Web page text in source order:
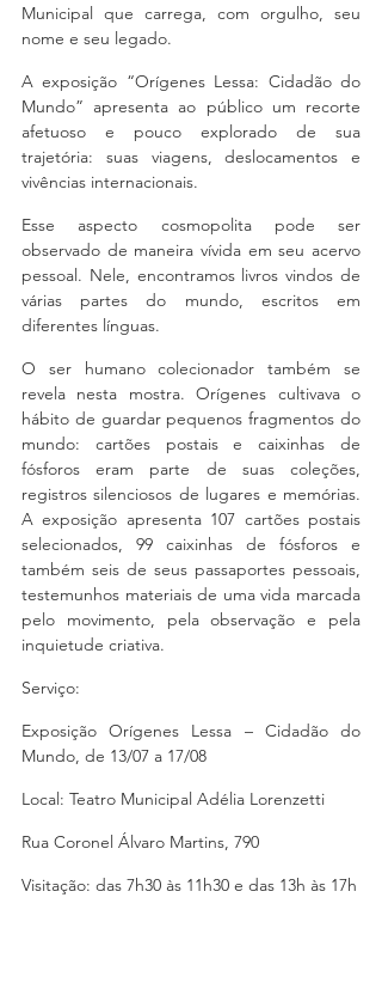
Municipal que carrega, com orgulho, seu
nome e seu legado.
A exposição “Orígenes Lessa: Cidadão do
Mundo” apresenta ao público um recorte
afetuoso e pouco explorado de sua
trajetória: suas viagens, deslocamentos e
vivências internacionais.
Esse aspecto cosmopolita pode ser
observado de maneira vívida em seu acervo
pessoal. Nele, encontramos livros vindos de
várias partes do mundo, escritos em
diferentes línguas.
O ser humano colecionador também se
revela nesta mostra. Orígenes cultivava o
hábito de guardar pequenos fragmentos do
mundo: cartões postais e caixinhas de
fósforos eram parte de suas coleções,
registros silenciosos de lugares e memórias.
A exposição apresenta 107 cartões postais
selecionados, 99 caixinhas de fósforos e
também seis de seus passaportes pessoais,
testemunhos materiais de uma vida marcada
pelo movimento, pela observação e pela
inquietude criativa.
Serviço:
Exposição Orígenes Lessa – Cidadão do
Mundo, de 13/07 a 17/08
Local: Teatro Municipal Adélia Lorenzetti
Rua Coronel Álvaro Martins, 790
Visitação: das 7h30 às 11h30 e das 13h às 17h